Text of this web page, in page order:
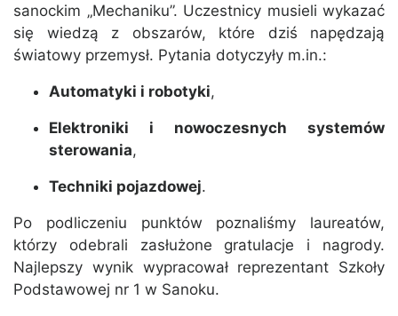
sanockim „Mechaniku”. Uczestnicy musieli wykazać
się wiedzą z obszarów, które dziś napędzają
światowy przemysł. Pytania dotyczyły m.in.:
Automatyki i robotyki,
Elektroniki i nowoczesnych systemów
sterowania,
Techniki pojazdowej.
Po podliczeniu punktów poznaliśmy laureatów,
którzy odebrali zasłużone gratulacje i nagrody.
Najlepszy wynik wypracował reprezentant Szkoły
Podstawowej nr 1 w Sanoku.